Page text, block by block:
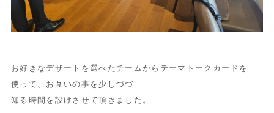
お好きなデザートを選べたチームからテーマトークカードを
使って、お互いの事を少しづづ
知る時間を設けさせて頂きました。